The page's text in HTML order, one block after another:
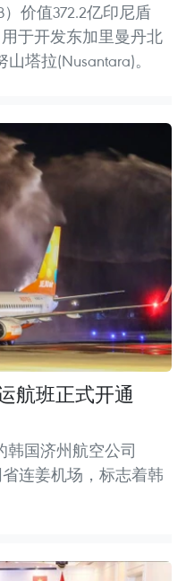
价值372.2亿印尼盾
于开发东加里曼丹北
塔拉(Nusantara)。
航班正式开通
韩国济州航空公司
省连姜机场，标志着韩